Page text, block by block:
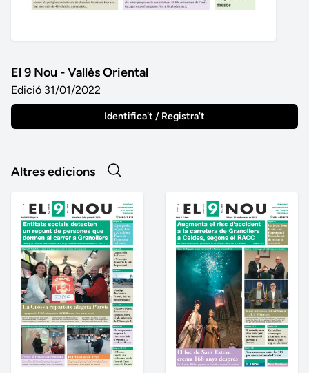
El 9 Nou - Vallès Oriental
Edició 31/01/2022
Identifica't / Registra't
Altres edicions